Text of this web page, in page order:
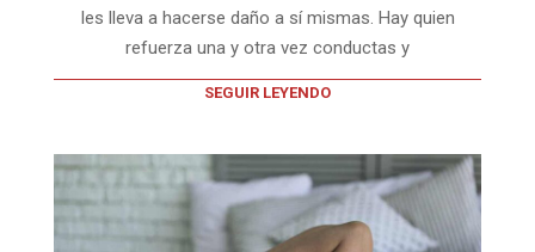
les lleva a hacerse daño a sí mismas. Hay quien
refuerza una y otra vez conductas y
SEGUIR LEYENDO